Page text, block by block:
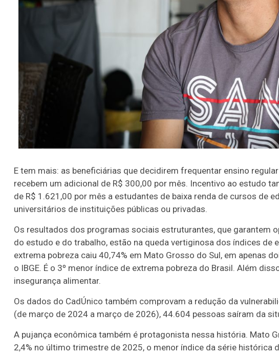
E tem mais: as beneficiárias que decidirem frequentar ensino
recebem um adicional de R$ 300,00 por mês. Incentivo ao estudo
de R$ 1.621,00 por mês a estudantes de baixa renda de cursos de
universitários de instituições públicas ou privadas.
Os resultados dos programas sociais estruturantes, que garantem
do estudo e do trabalho, estão na queda vertiginosa dos índices de
extrema pobreza caiu 40,74% em Mato Grosso do Sul, em apenas
o IBGE. É o 3º menor índice de extrema pobreza do Brasil. Além
insegurança alimentar.
Os dados do CadÚnico também comprovam a redução da
(de março de 2024 a março de 2026), 44.604 pessoas saíram da
A pujança econômica também é protagonista nessa história. Mato
2,4% no último trimestre de 2025, o menor índice da série histórica